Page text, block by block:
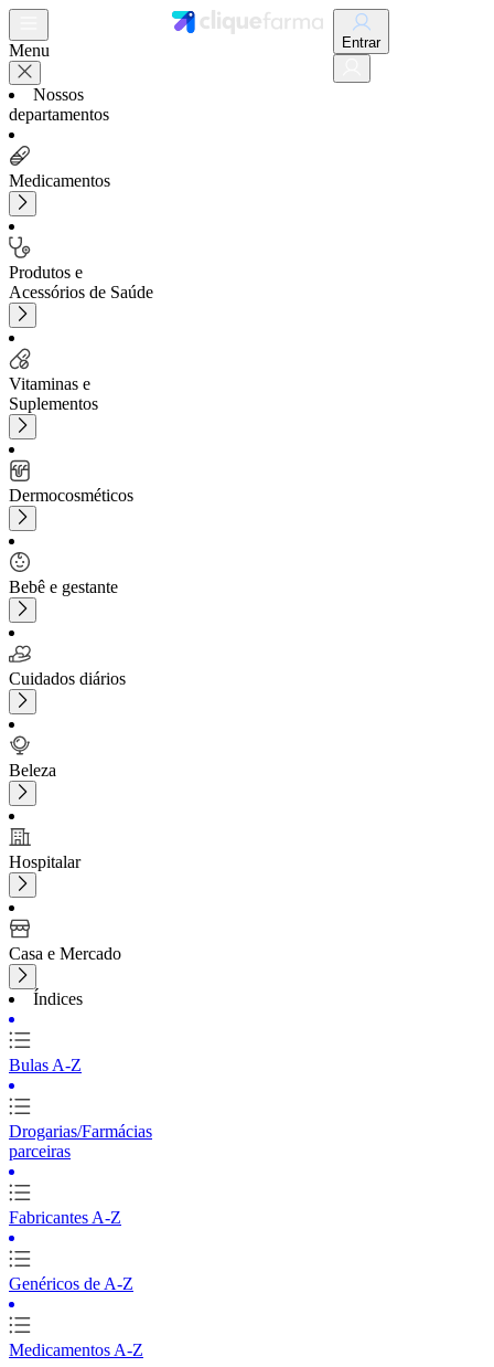
Menu
Nossos
departamentos
Medicamentos
Produtos e
Acessórios de Saúde
Vitaminas e
Suplementos
Dermocosméticos
Bebê e gestante
Cuidados diários
Beleza
Hospitalar
Casa e Mercado
Índices
Bulas A-Z
Drogarias/Farmácias
parceiras
Fabricantes A-Z
Genéricos de A-Z
Medicamentos A-Z
Entrar